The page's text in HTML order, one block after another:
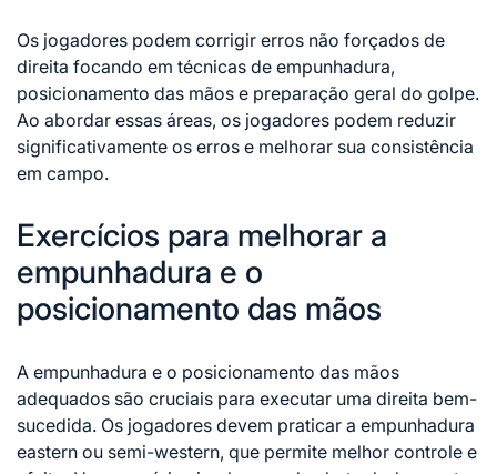
Os jogadores podem corrigir erros não forçados de
direita focando em técnicas de empunhadura,
posicionamento das mãos e preparação geral do golpe.
Ao abordar essas áreas, os jogadores podem reduzir
significativamente os erros e melhorar sua consistência
em campo.
Exercícios para melhorar a
empunhadura e o
posicionamento das mãos
A empunhadura e o posicionamento das mãos
adequados são cruciais para executar uma direita bem-
sucedida. Os jogadores devem praticar a empunhadura
eastern ou semi-western, que permite melhor controle e